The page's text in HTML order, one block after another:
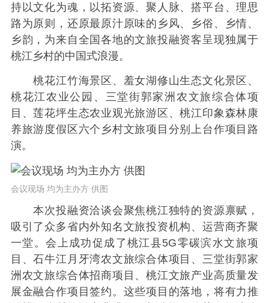
持以文化为魂，以拓资源、聚人脉、搭平台、理思
路为原则，还原最原汁原味的乡风、乡俗、乡情、
乡韵，为来自全国各地的文旅投融资客呈现独属于
桃江乡村的中国式浪漫。
桃花江竹海景区、羞女湖修山生态文化景区、
桃花江农业公园、三堂街郭家洲农文旅综合体项
目、莲花坪生态农业观光旅游区、桃江印象森林康
养旅游度假区六个乡村文旅项目分别上台作项目路
演。
会议现场 均为主办方 供图
本次投融资洽谈会聚焦桃江独特的资源禀赋，
吸引了众多省内外知名文旅投资机构、运营商齐聚
一堂。会上成功促成了桃江县5G零碳滨水文旅项
目、石牛江月牙湾农文旅综合体项目、三堂街郭家
洲农文旅综合体招商项目、桃江文旅产业高质量发
展金融合作项目签约。这些项目的落地，将有力推